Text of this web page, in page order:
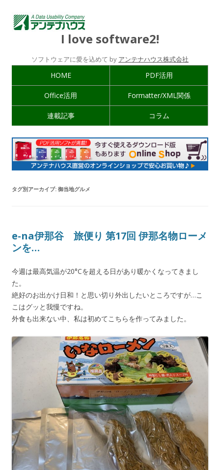
I love software2!
ソフトウェアに愛を込めて by アンテナハウス株式会社
HOME PDF活用
Office活用 Formatter/XML関係
連載記事 コラム
タグ別アーカイブ: 御当地グルメ
e-na伊那谷 旅便り 第17回 伊那名物ローメ
ンを…
今週は最高気温が20°Cを超える日があり暖かくなってきまし
た。
絶好のお出かけ日和！と思い切り外出したいところですが…こ
こはグッと我慢ですね。
外食も出来ない中、私は初めてこちらを作ってみました。